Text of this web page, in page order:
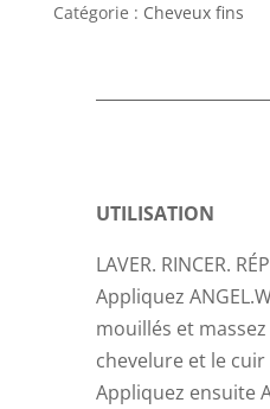
Catégorie : Cheveux fins
UTILISATION
LAVER. RINCER.
Appliquez
mouillés et
chevelure et le cuir
Appliquez ensuite